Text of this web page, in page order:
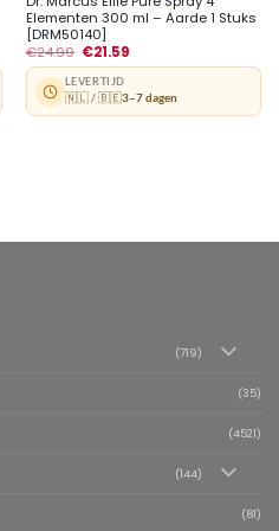
Elementen 300 ml – Aarde 1 Stuks
[DRM50140]
€24.99 €21.59
LEVERTIJD
🇳🇱 / 🇧🇪3–7 dagen
(719)
(35)
(4521)
(144)
(81)